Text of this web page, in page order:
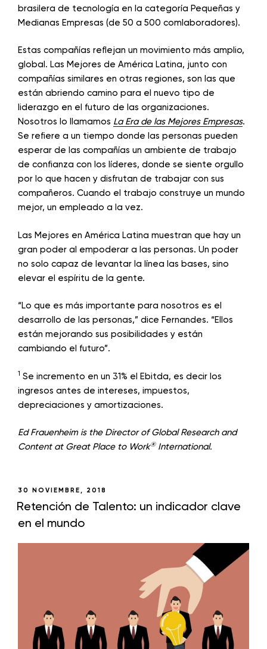
brasilera de tecnología en la categoría Pequeñas y
Medianas Empresas (de 50 a 500 comlaboradores).
Estas compañías reflejan un movimiento más amplio,
global. Las Mejores de América Latina, junto con
compañías similares en otras regiones, son las que
están abriendo camino para el nuevo tipo de
liderazgo en el futuro de las organizaciones.
Nosotros lo llamamos La Era de las Mejores Empresas.
Se refiere a un tiempo donde las personas pueden
esperar de las compañías un ambiente de trabajo
de confianza con los líderes, donde se siente orgullo
por lo que hacen y disfrutan de trabajar con sus
compañeros. Cuando el trabajo construye un mundo
mejor, un empleado a la vez.
Las Mejores en América Latina muestran que hay un
gran poder al empoderar a las personas. Un poder
no solo capaz de levantar la línea las bases, sino
elevar el espíritu de la gente.
“Lo que es más importante para nosotros es el
desarrollo de las personas,” dice Fernandes. “Ellos
están mejorando sus posibilidades y están
cambiando el futuro”.
1 Se incremento en un 31% el Ebitda, es decir los
ingresos antes de intereses, impuestos,
depreciaciones y amortizaciones.
Ed Frauenheim is the Director of Global Research and
Content at Great Place to Work®International.
30 NOVIEMBRE, 2018
Retención de Talento: un indicador clave
en el mundo